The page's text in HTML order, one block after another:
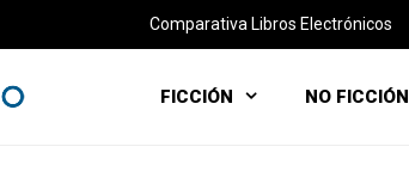
Comparativa Libros Electrónicos
FICCIÓN NO FICCIÓN